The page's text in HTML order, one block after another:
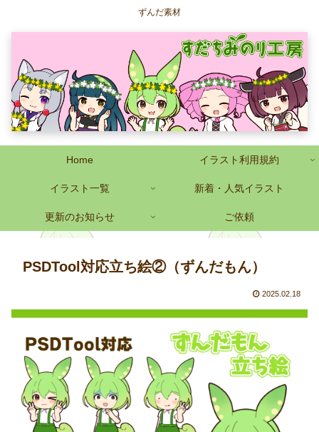
ずんだ素材
Home イラスト利用規約
イラスト一覧 新着・人気イラスト
更新のお知らせ ご依頼
PSDTool対応立ち絵②（ずんだもん）
2025.02.18